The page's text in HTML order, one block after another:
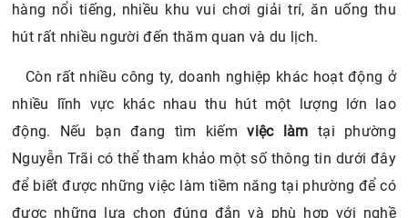
hàng nổi tiếng, nhiều khu vui chơi giải trí, ăn uống thu
hút rất nhiều người đến thăm quan và du lịch.
Còn rất nhiều công ty, doanh nghiệp khác hoạt động ở
nhiều lĩnh vực khác nhau thu hút một lượng lớn lao
động. Nếu bạn đang tìm kiếmviệc làm tại phường
Nguyễn Trãi có thể tham khảo một số thông tin dưới đây
để biết được những việc làm tiềm năng tại phường để có
được những lựa chọn đúng đắn và phù hợp với nghề